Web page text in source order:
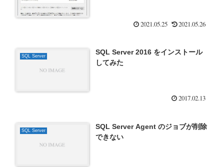
2021.05.25 2021.05.26
SQL Server
SQL Server 2016 をインストール
してみた
2017.02.13
SQL Server
SQL Server Agent のジョブが削除
できない